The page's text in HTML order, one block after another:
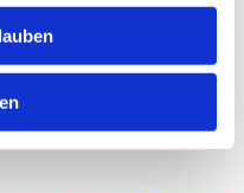
auch direkt an
Wir unterstützen
Ihrer